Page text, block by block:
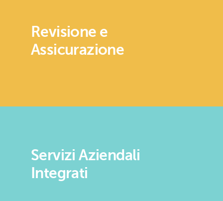
Revisione e
Assicurazione
Servizi Aziendali
Integrati